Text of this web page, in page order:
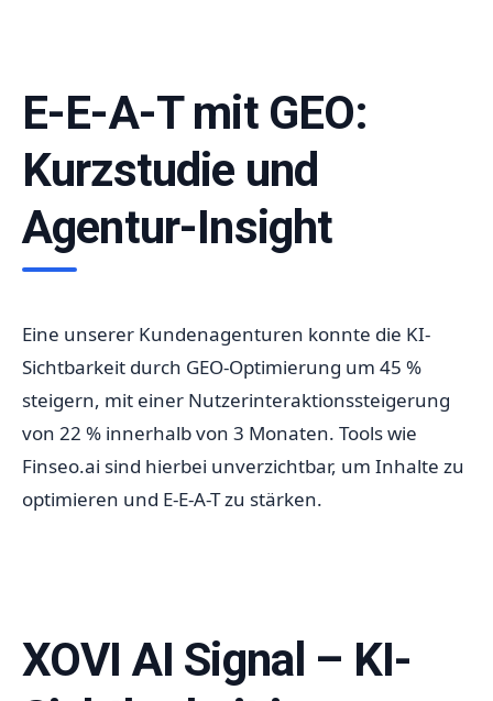
E-E-A-T mit GEO:
Kurzstudie und
Agentur-Insight
Eine unserer Kundenagenturen konnte die KI-
Sichtbarkeit durch GEO-Optimierung um 45 %
steigern, mit einer Nutzerinteraktionssteigerung
von 22 % innerhalb von 3 Monaten. Tools wie
Finseo.ai sind hierbei unverzichtbar, um Inhalte zu
optimieren und E-E-A-T zu stärken.
XOVI AI Signal – KI-